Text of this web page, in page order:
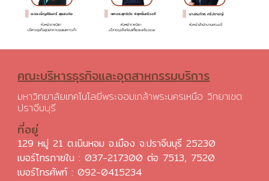
คณะบริหารธุรกิจและอุตสาหกรรมบริการ
มหาวิทยาลัยเทคโนโลยีพระจอมเกล้าพระนครเหนือ วิทยาเขต
ปราจีนบุรี
ที่อยู่
129 หมู่ 21 ต.เนินหอม อ.เมือง จ.ปราจีนบุรี 25230
เบอร์โทรภายใน : 037-217300 ต่อ 7513, 7520
เบอร์โทรศัพท์ :092-0415234